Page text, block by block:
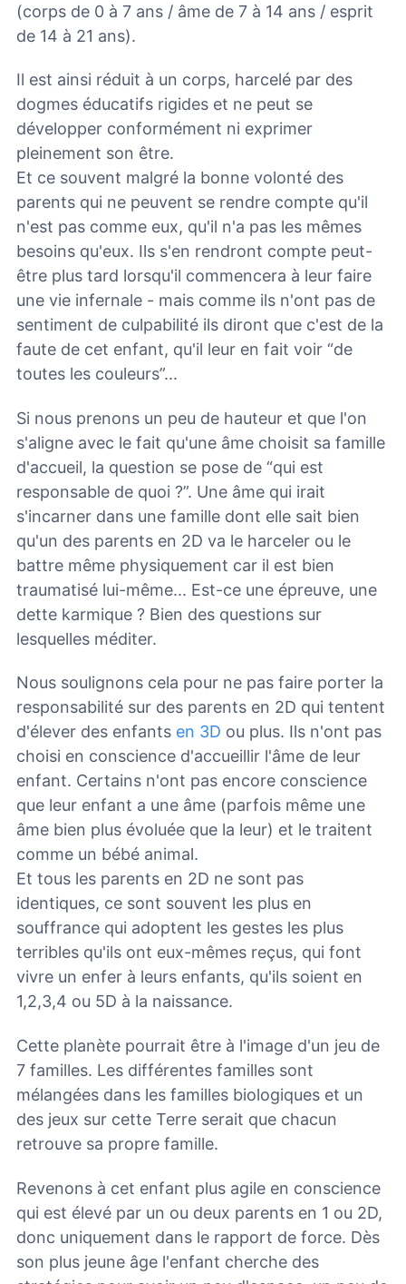
(corps de 0 à 7 ans / âme de 7 à 14 ans / esprit
de 14 à 21 ans).
Il est ainsi réduit à un corps, harcelé par des
dogmes éducatifs rigides et ne peut se
développer conformément ni exprimer
pleinement son être.
Et ce souvent malgré la bonne volonté des
parents qui ne peuvent se rendre compte qu'il
n'est pas comme eux, qu'il n'a pas les mêmes
besoins qu'eux. Ils s'en rendront compte peut-
être plus tard lorsqu'il commencera à leur faire
une vie infernale - mais comme ils n'ont pas de
sentiment de culpabilité ils diront que c'est de la
faute de cet enfant, qu'il leur en fait voir “de
toutes les couleurs”...
Si nous prenons un peu de hauteur et que l'on
s'aligne avec le fait qu'une âme choisit sa famille
d'accueil, la question se pose de “qui est
responsable de quoi ?”. Une âme qui irait
s'incarner dans une famille dont elle sait bien
qu'un des parents en 2D va le harceler ou le
battre même physiquement car il est bien
traumatisé lui-même... Est-ce une épreuve, une
dette karmique ? Bien des questions sur
lesquelles méditer.
Nous soulignons cela pour ne pas faire porter la
responsabilité sur des parents en 2D qui tentent
d'élever des enfants en 3D ou plus. Ils n'ont pas
choisi en conscience d'accueillir l'âme de leur
enfant. Certains n'ont pas encore conscience
que leur enfant a une âme (parfois même une
âme bien plus évoluée que la leur) et le traitent
comme un bébé animal.
Et tous les parents en 2D ne sont pas
identiques, ce sont souvent les plus en
souffrance qui adoptent les gestes les plus
terribles qu'ils ont eux-mêmes reçus, qui font
vivre un enfer à leurs enfants, qu'ils soient en
1,2,3,4 ou 5D à la naissance.
Cette planète pourrait être à l'image d'un jeu de
7 familles. Les différentes familles sont
mélangées dans les familles biologiques et un
des jeux sur cette Terre serait que chacun
retrouve sa propre famille.
Revenons à cet enfant plus agile en conscience
qui est élevé par un ou deux parents en 1 ou 2D,
donc uniquement dans le rapport de force. Dès
son plus jeune âge l'enfant cherche des